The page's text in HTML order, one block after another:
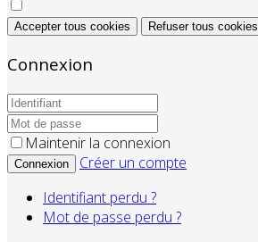
Accepter tous cookies Refuser tous cookies
Connexion
Maintenir la connexion
Connexion
Créer un compte
Identifiant perdu ?
Mot de passe perdu ?